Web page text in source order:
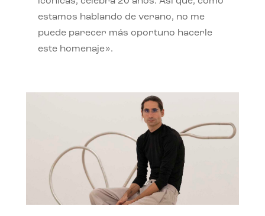
estamos hablando de verano, no me
puede parecer más oportuno hacerle
este homenaje».